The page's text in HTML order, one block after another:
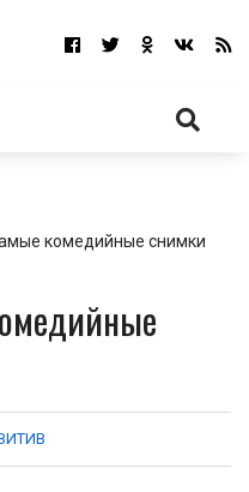
комедийные снимки